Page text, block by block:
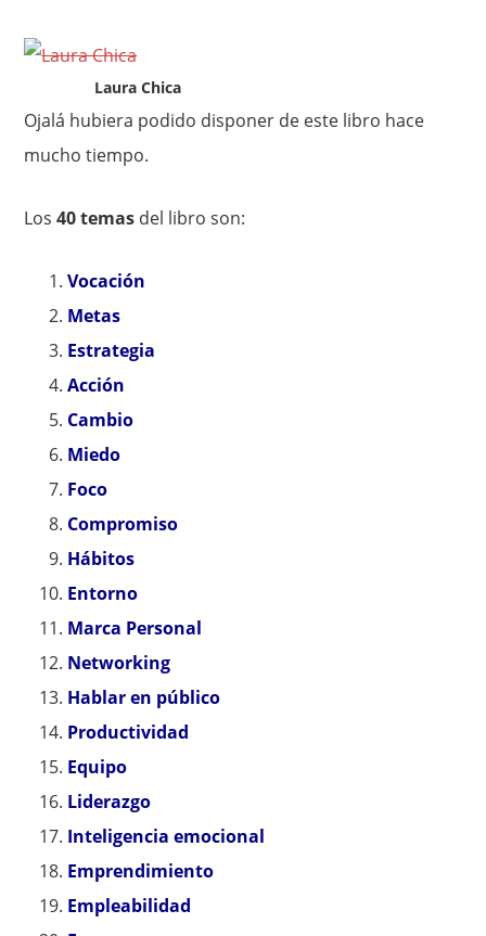
Laura Chica
Ojalá hubiera podido disponer de este libro hace
mucho tiempo.
Los40 temas del libro son:
Vocación
Metas
Estrategia
Acción
Cambio
Miedo
Foco
Compromiso
Hábitos
Entorno
Marca Personal
Networking
Hablar en público
Productividad
Equipo
Liderazgo
Inteligencia emocional
Emprendimiento
Empleabilidad